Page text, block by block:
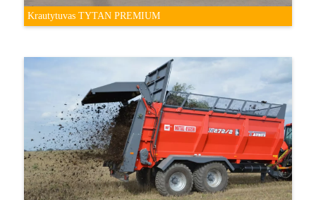
Krautytuvas TYTAN PREMIUM